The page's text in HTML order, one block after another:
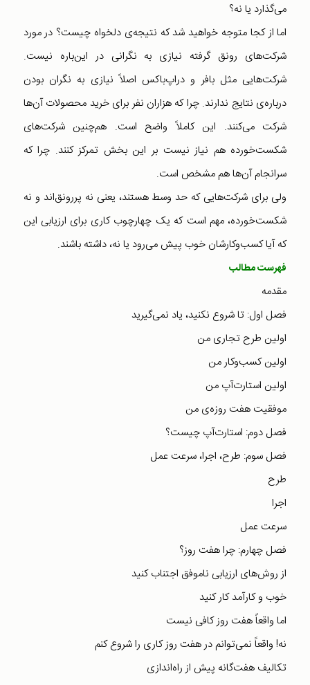
می‌گذارد یا نه؟
اما از کجا متوجه خواهید شد که نتیجه‌ی دلخواه چیست؟ در مورد
شرکت‌های رونق گرفته نیازی به نگرانی در این‌باره نیست.
شرکت‌هایی مثل بافر و دراپ‌باکس اصلاً نیازی به نگران بودن
درباره‌ی نتایج ندارند. چرا که هزاران نفر برای خرید محصولات آن‌ها
شرکت می‌کنند. این کاملاً واضح است. هم‌چنین شرکت‌های
شکست‌خورده هم نیاز نیست بر این بخش تمرکز کنند. چرا که
سرانجام آن‌ها هم مشخص است.
ولی برای شرکت‌هایی که حد وسط هستند، یعنی نه پررونق‌اند و نه
شکست‌خورده، مهم است که یک چهارچوب کاری برای ارزیابی این
که آیا کسب‌وکارشان خوب پیش می‌رود یا نه، داشته باشند.
فهرست مطالب
مقدمه
فصل اول: تا شروع نکنید، یاد نمی‌گیرید
اولین طرح تجاری من
اولین کسب‌وکار من
اولین استارت‌آپ من
موفقیت هفت روزه‌ی من
فصل دوم: استارت‌آپ چیست؟
فصل سوم: طرح، اجرا، سرعت عمل
طرح
اجرا
سرعت عمل
فصل چهارم: چرا هفت روز؟
از روش‌های ارزیابی ناموفق اجتناب کنید
خوب و کارآمد کار کنید
اما واقعاً هفت روز کافی نیست
نه! واقعاً نمی‌توانم در هفت روز کاری را شروع کنم
تکالیف هفت‌گانه پیش از راه‌اندازی